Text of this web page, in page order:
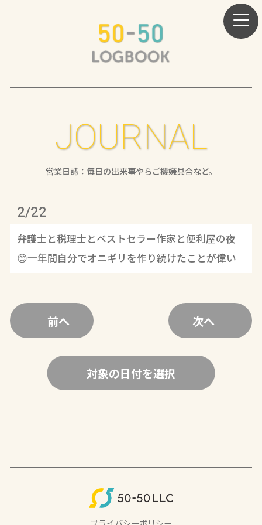
JOURNAL
営業日誌：毎日の出来事やらご機嫌具合など。
2/22
弁護士と税理士とベストセラー作家と便利屋の夜
😊一年間自分でオニギリを作り続けたことが偉い
前へ 次へ
対象の日付を選択